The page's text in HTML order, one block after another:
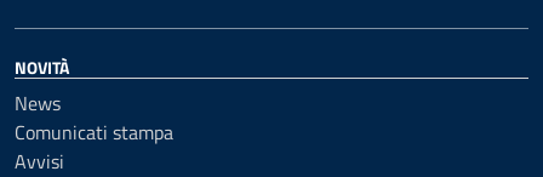
NOVITÀ
News
Comunicati stampa
Avvisi